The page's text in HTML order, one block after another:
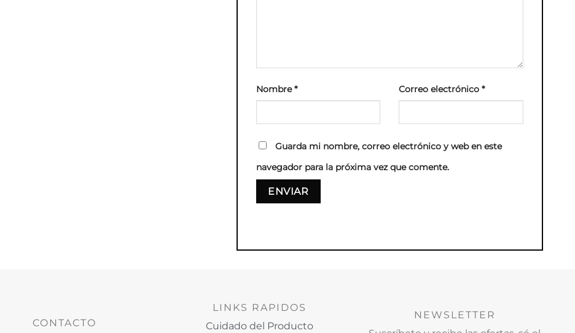
Nombre* Correo electrónico*
Guarda mi nombre, correo electrónico y web en este
navegador para la próxima vez que comente.
CONTACTO
LINKS RAPIDOS
Cuidado del Producto
NEWSLETTER